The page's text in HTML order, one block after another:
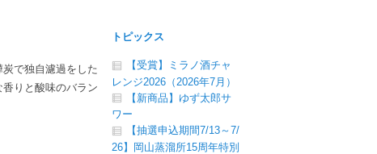
で独自濾過をした
りと酸味のバラン
トピックス
【受賞】ミラノ酒チャ
レンジ2026（2026年7月）
【新商品】ゆず太郎サ
ワー
【抽選申込期間7/13～7/
26】岡山蒸溜所15周年特別